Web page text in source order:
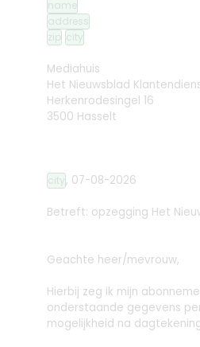
name
address
zip city
Mediahuis
Het Nieuwsblad
Herkenrodesingel 16
3500 Hasselt
city, 07-08-2026
Betreft: opzegging Het
Geachte heer/mevrouw,
Hierbij zeg ik mijn
onderstaande gegevens
mogelijkheid na